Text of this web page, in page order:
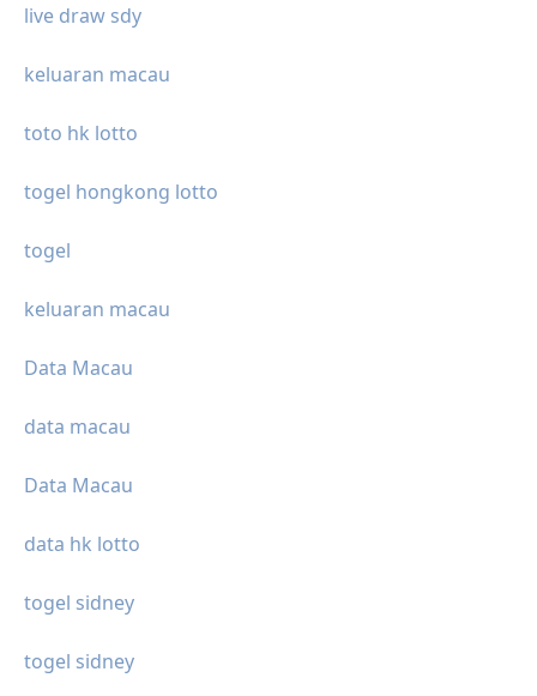
live draw sdy
keluaran macau
toto hk lotto
togel hongkong lotto
togel
keluaran macau
Data Macau
data macau
Data Macau
data hk lotto
togel sidney
togel sidney